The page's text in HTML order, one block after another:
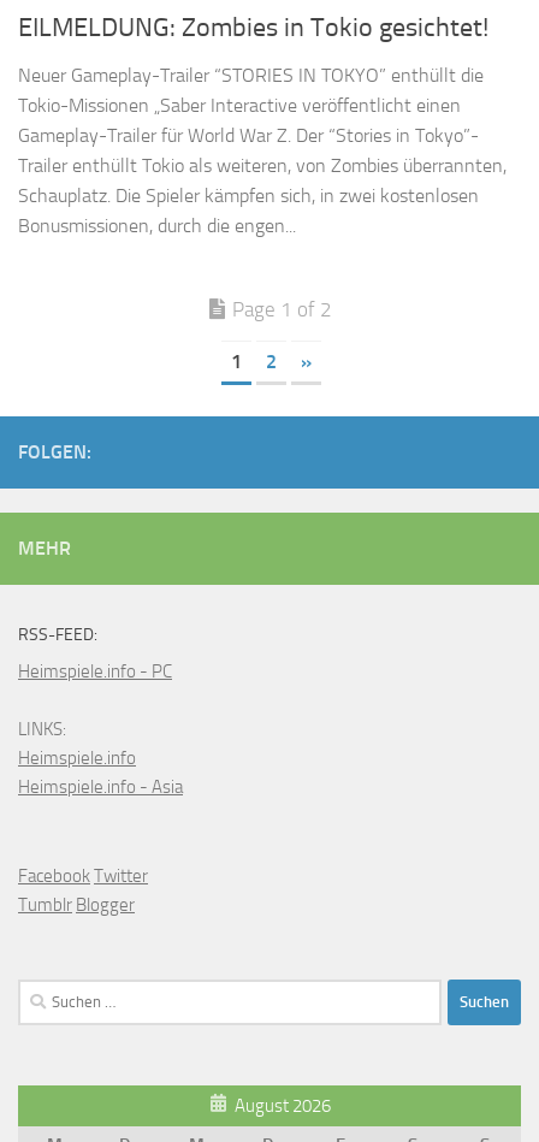
EILMELDUNG: Zombies in Tokio gesichtet!
Neuer Gameplay-Trailer “STORIES IN TOKYO” enthüllt die
Tokio-Missionen „Saber Interactive veröffentlicht einen
Gameplay-Trailer für World War Z. Der “Stories in Tokyo”-
Trailer enthüllt Tokio als weiteren, von Zombies überrannten,
Schauplatz. Die Spieler kämpfen sich, in zwei kostenlosen
Bonusmissionen, durch die engen...
Page 1 of 2
1 2 »
FOLGEN:
MEHR
RSS-FEED:
Heimspiele.info - PC
LINKS:
Heimspiele.info
Heimspiele.info - Asia
FacebookTwitter
Tumblr Blogger
Suchen
nach:
August 2026